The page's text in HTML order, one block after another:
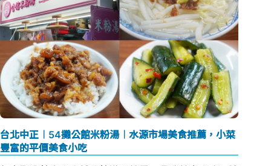
台北中正︱54攤公館米粉湯︱水源市場美食推薦，小菜
豐富的平價美食小吃